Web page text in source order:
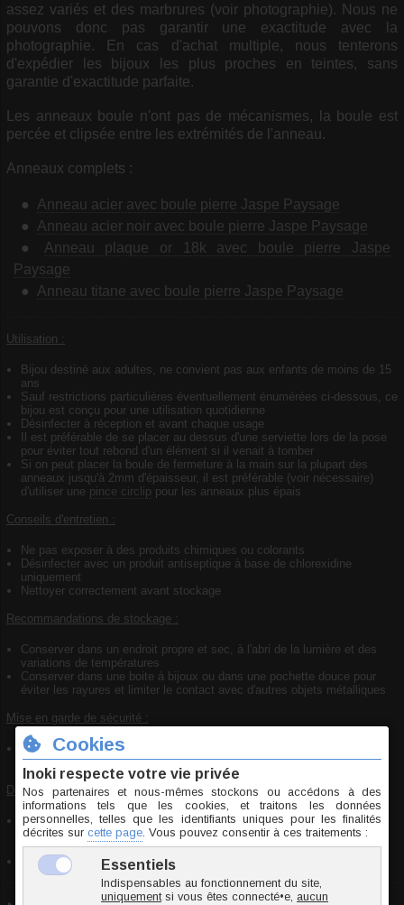
assez variés et des marbrures (voir photographie). Nous ne
pouvons donc pas garantir une exactitude avec la
photographie. En cas d'achat multiple, nous tenterons
d'expédier les bijoux les plus proches en teintes, sans
garantie d'exactitude parfaite.
Les anneaux boule n'ont pas de mécanismes, la boule est
percée et clipsée entre les extrémités de l'anneau.
Anneaux complets :
Anneau acier avec boule pierre Jaspe Paysage
Anneau acier noir avec boule pierre Jaspe Paysage
Anneau plaque or 18k avec boule pierre Jaspe
Paysage
Anneau titane avec boule pierre Jaspe Paysage
Utilisation :
Bijou destiné aux adultes, ne convient pas aux enfants de moins de 15
ans
Sauf restrictions particulières éventuellement énumérées ci-dessous, ce
bijou est conçu pour une utilisation quotidienne
Désinfecter à réception et avant chaque usage
Il est préférable de se placer au dessus d'une serviette lors de la pose
pour éviter tout rebond d'un élément si il venait à tomber
Si on peut placer la boule de fermeture à la main sur la plupart des
anneaux jusqu'à 2mm d'épaisseur, il est préférable (voir nécessaire)
d'utiliser une pince circlip pour les anneaux plus épais
Conseils d'entretien :
Ne pas exposer à des produits chimiques ou colorants
Désinfecter avec un produit antiseptique à base de chlorexidine
uniquement
Nettoyer correctement avant stockage
Recommandations de stockage :
Conserver dans un endroit propre et sec, à l'abri de la lumière et des
variations de températures
Conserver dans une boite à bijoux ou dans une pochette douce pour
éviter les rayures et limiter le contact avec d'autres objets métalliques
Mise en garde de sécurité :
Ce bijou présente des petites pièces pouvant être avalées, ne pas
laisser à la portée des enfants
Déclaration de conformité :
Bijou conforme aux normes de sécurité en vigueur concernant les
substances dangereuses et respectant les exigences de la
règlementation REACH
Pierre naturelle garantie